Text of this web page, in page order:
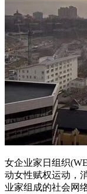
女企业家日组织
动女性赋权运动，
业家组成的社会网